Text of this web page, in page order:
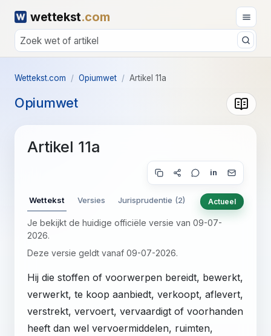
wettekst.com
Wettekst.com Opiumwet Artikel 11a
Opiumwet
Artikel 11a
in
Wettekst Versies Jurisprudentie (2) Actueel
Je bekijkt de huidige officiële versie van 09-07-
2026.
Deze versie geldt vanaf 09-07-2026.
Hij die stoffen of voorwerpen bereidt, bewerkt,
verwerkt, te koop aanbiedt, verkoopt, aflevert,
verstrekt, vervoert, vervaardigt of voorhanden
heeft dan wel vervoermiddelen, ruimten,